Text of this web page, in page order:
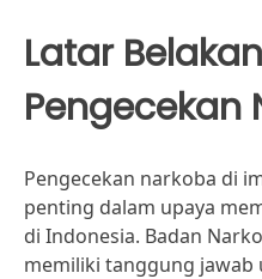
Latar
Pengecekan
Pengecekan narkoba di
penting dalam upaya
di Indonesia. Badan
memiliki tanggung jawab